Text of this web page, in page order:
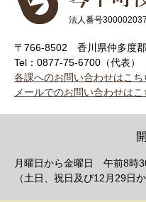
法人番号
〒766-8502 香川県仲多度
Tel：0877-75-6700（代表）
各課へのお問い合わせはこち
メールでのお問い合わせはこ
月曜日から金曜日 午前8時
（土日、祝日及び12月29日